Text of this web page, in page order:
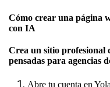
Cómo crear una página
con IA
Crea un sitio profesional
pensadas para agencias
Abre tu cuenta en Yola